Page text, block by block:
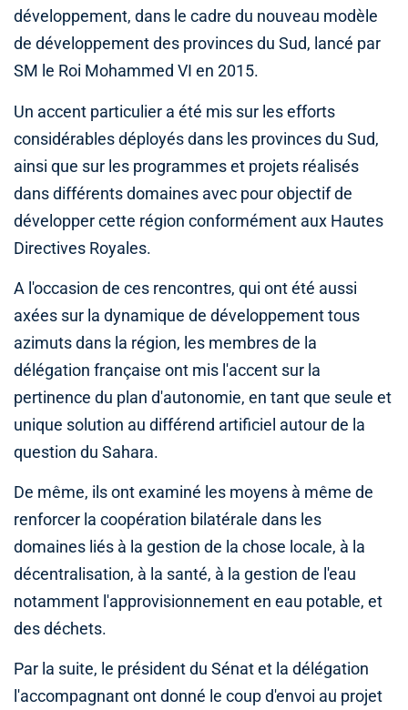
développement, dans le cadre du nouveau modèle
de développement des provinces du Sud, lancé par
SM le Roi Mohammed VI en 2015.
Un accent particulier a été mis sur les efforts
considérables déployés dans les provinces du Sud,
ainsi que sur les programmes et projets réalisés
dans différents domaines avec pour objectif de
développer cette région conformément aux Hautes
Directives Royales.
A l'occasion de ces rencontres, qui ont été aussi
axées sur la dynamique de développement tous
azimuts dans la région, les membres de la
délégation française ont mis l'accent sur la
pertinence du plan d'autonomie, en tant que seule et
unique solution au différend artificiel autour de la
question du Sahara.
De même, ils ont examiné les moyens à même de
renforcer la coopération bilatérale dans les
domaines liés à la gestion de la chose locale, à la
décentralisation, à la santé, à la gestion de l'eau
notamment l'approvisionnement en eau potable, et
des déchets.
Par la suite, le président du Sénat et la délégation
l'accompagnant ont donné le coup d'envoi au projet